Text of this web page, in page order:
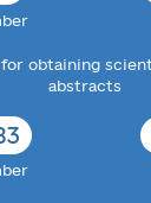
obtaining
abstracts